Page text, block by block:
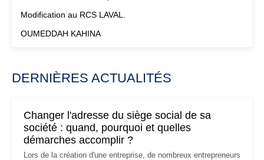
Modification au RCS LAVAL.
OUMEDDAH KAHINA
DERNIÈRES ACTUALITÉS
Changer l'adresse du siège social de sa
société : quand, pourquoi et quelles
démarches accomplir ?
Lors de la création d'une entreprise, de nombreux entrepreneurs